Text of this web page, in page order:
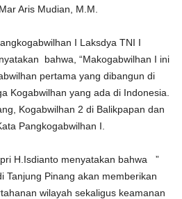
Aris Mudian, M.M.
I Laksdya TNI I
bahwa, “Makogabwilhan I ini
pertama yang dibangun di
Kogabwilhan yang ada di Indonesia.
Kogabwilhan 2 di Balikpapan dan
Pangkogabwilhan I.
H.Isdianto menyatakan bahwa ”
Tanjung Pinang akan memberikan
wilayah sekaligus keamanan